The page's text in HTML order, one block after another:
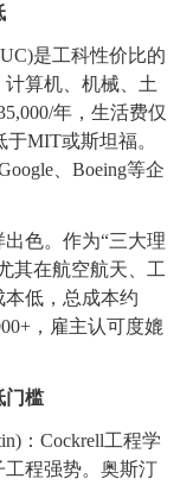
是工科性价比的
算机、机械、土
年，生活费仅
MIT或斯坦福。
、Boeing等企
出色。作为“三大理
其在航空航天、工
低，总成本约
，雇主认可度媲
门槛
：Cockrell工程学
工程强势。奥斯汀